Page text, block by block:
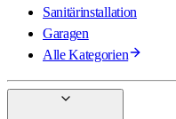
Sanitärinstallation
Garagen
Alle Kategorien